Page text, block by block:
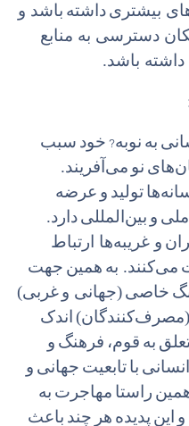
بیشتریداشته باشد و
دسترسی به منابع
داشته باشد.
به نوبه? خود سبب
های نو می آفریند.
هاتولید و عرضه
و بین المللیدارد.
و غریبهها ارتباط
میکنند. به همین جهت
خاصی(جهانی وغربی)
(مصرفکنندگان) اندک
به قوم، فرهنگ و
انسانی باتابعیت جهانی و
راستا مهاجرت به
و این پدیده هر چند باعث